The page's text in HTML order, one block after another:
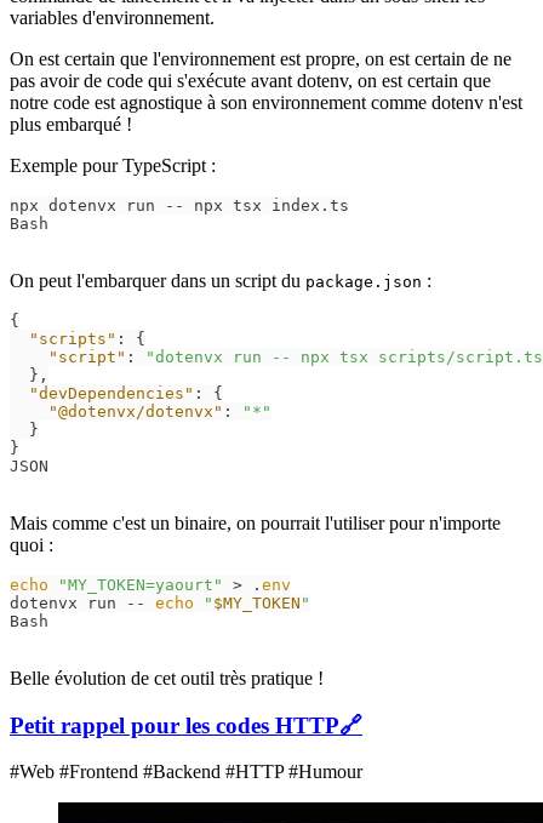
variables d'environnement.
On est certain que l'environnement est propre, on est certain de ne
pas avoir de code qui s'exécute avant dotenv, on est certain que
notre code est agnostique à son environnement comme dotenv n'est
plus embarqué !
Exemple pour TypeScript :
npx dotenvx run -- npx tsx index.ts
Bash
On peut l'embarquer dans un script du package.json :
{
"scripts" :
{
"script" :
"dotenvx run -- npx tsx scripts/
} ,
"devDependencies" :
{
"@dotenvx/dotenvx" :
"*"
}
}
JSON
Mais comme c'est un binaire, on pourrait l'utiliser pour n'importe
quoi :
echo "MY_TOKEN=yaourt" > . env
dotenvx run -- echo " $MY_TOKEN "
Bash
Belle évolution de cet outil très pratique !
Petit rappel pour les codes HTTP🔗
#Web #Frontend #Backend #HTTP #Humour